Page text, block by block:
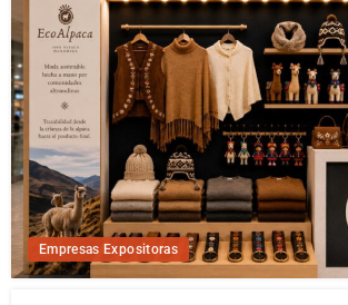
Empresas Expositoras